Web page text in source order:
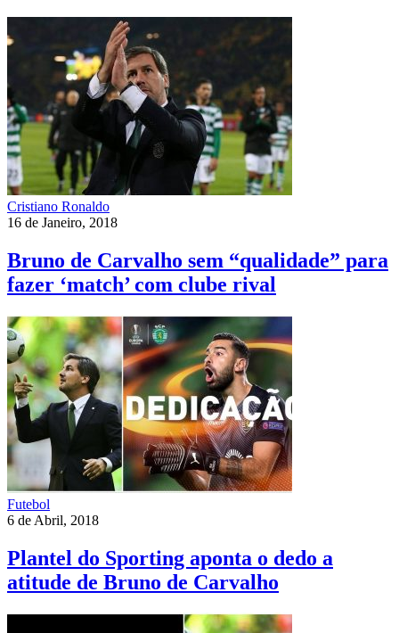
Cristiano Ronaldo
16 de Janeiro, 2018
Bruno de Carvalho sem “qualidade” para
fazer ‘match’ com clube rival
Futebol
6 de Abril, 2018
Plantel do Sporting aponta o dedo a
atitude de Bruno de Carvalho